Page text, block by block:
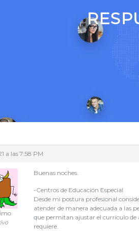
a las 7:58 PM
Buenas noches.
-Centros de Educación Especial
Desde mi postura profesional
atender de manera adecuada a las
que permitan ajustar el currículo de
requiere.